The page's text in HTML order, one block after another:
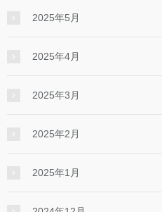
2025年5月
2025年4月
2025年3月
2025年2月
2025年1月